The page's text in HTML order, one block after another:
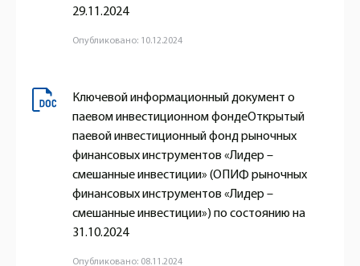
29.11.2024
Опубликовано: 10.12.2024
Ключевой информационный документ о
паевом инвестиционном фондеОткрытый
паевой инвестиционный фонд рыночных
финансовых инструментов «Лидер –
смешанные инвестиции» (ОПИФ рыночных
финансовых инструментов «Лидер –
смешанные инвестиции») по состоянию на
31.10.2024
Опубликовано: 08.11.2024